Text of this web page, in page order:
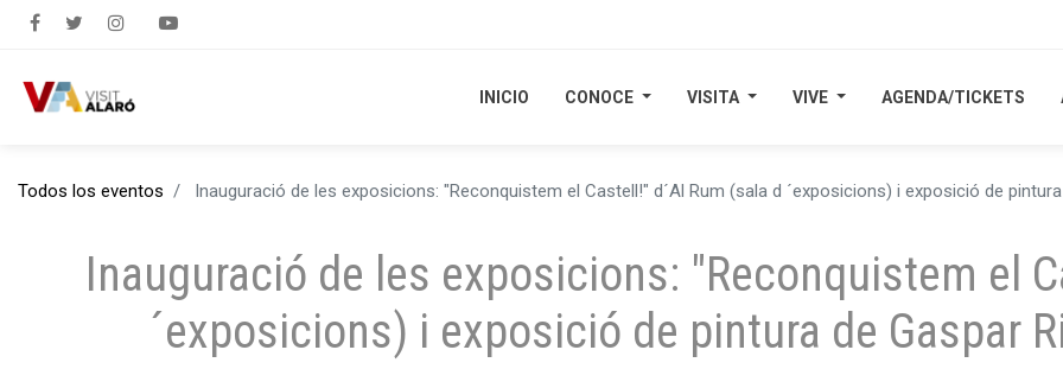
INICIO CONOCE VISITA VIVE AGENDA/TICKETS
INICIO CONOCE VISITA VIVE AGENDA/TICKETS
Todos los eventos Inauguració de les exposicions: "Reconquistem el Castell!" d´Al Rum (sala d ´exposicions) i exposició de
Inauguració de les exposicions: "Reconquistem el
´exposicions) i exposició de pintura de Gaspar